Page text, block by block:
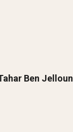
Ben Jelloun